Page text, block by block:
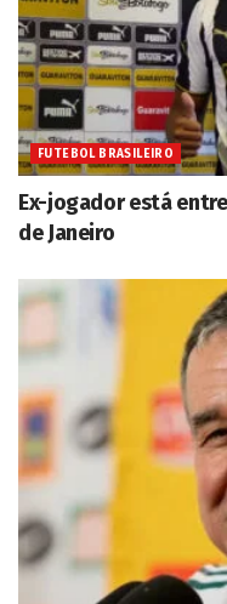
FUTEBOL BRASILEIRO
Ex-jogador está
de Janeiro